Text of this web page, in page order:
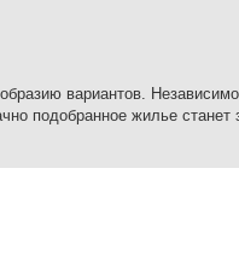
вариантов.
подобранное жилье станет